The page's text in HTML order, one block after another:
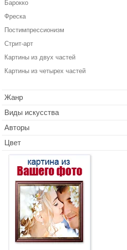
Барокко
Фреска
Постимпрессионизм
Стрит-арт
Картины из двух частей
Картины из четырех частей
Жанр
Виды искусства
Авторы
Цвет